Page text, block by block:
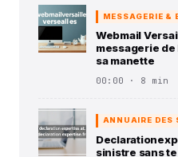
MESSAGERIE &
Webmail
messagerie de
sa manette
00:00 · 8 min
ANNUAIRE DES
sinistre sans